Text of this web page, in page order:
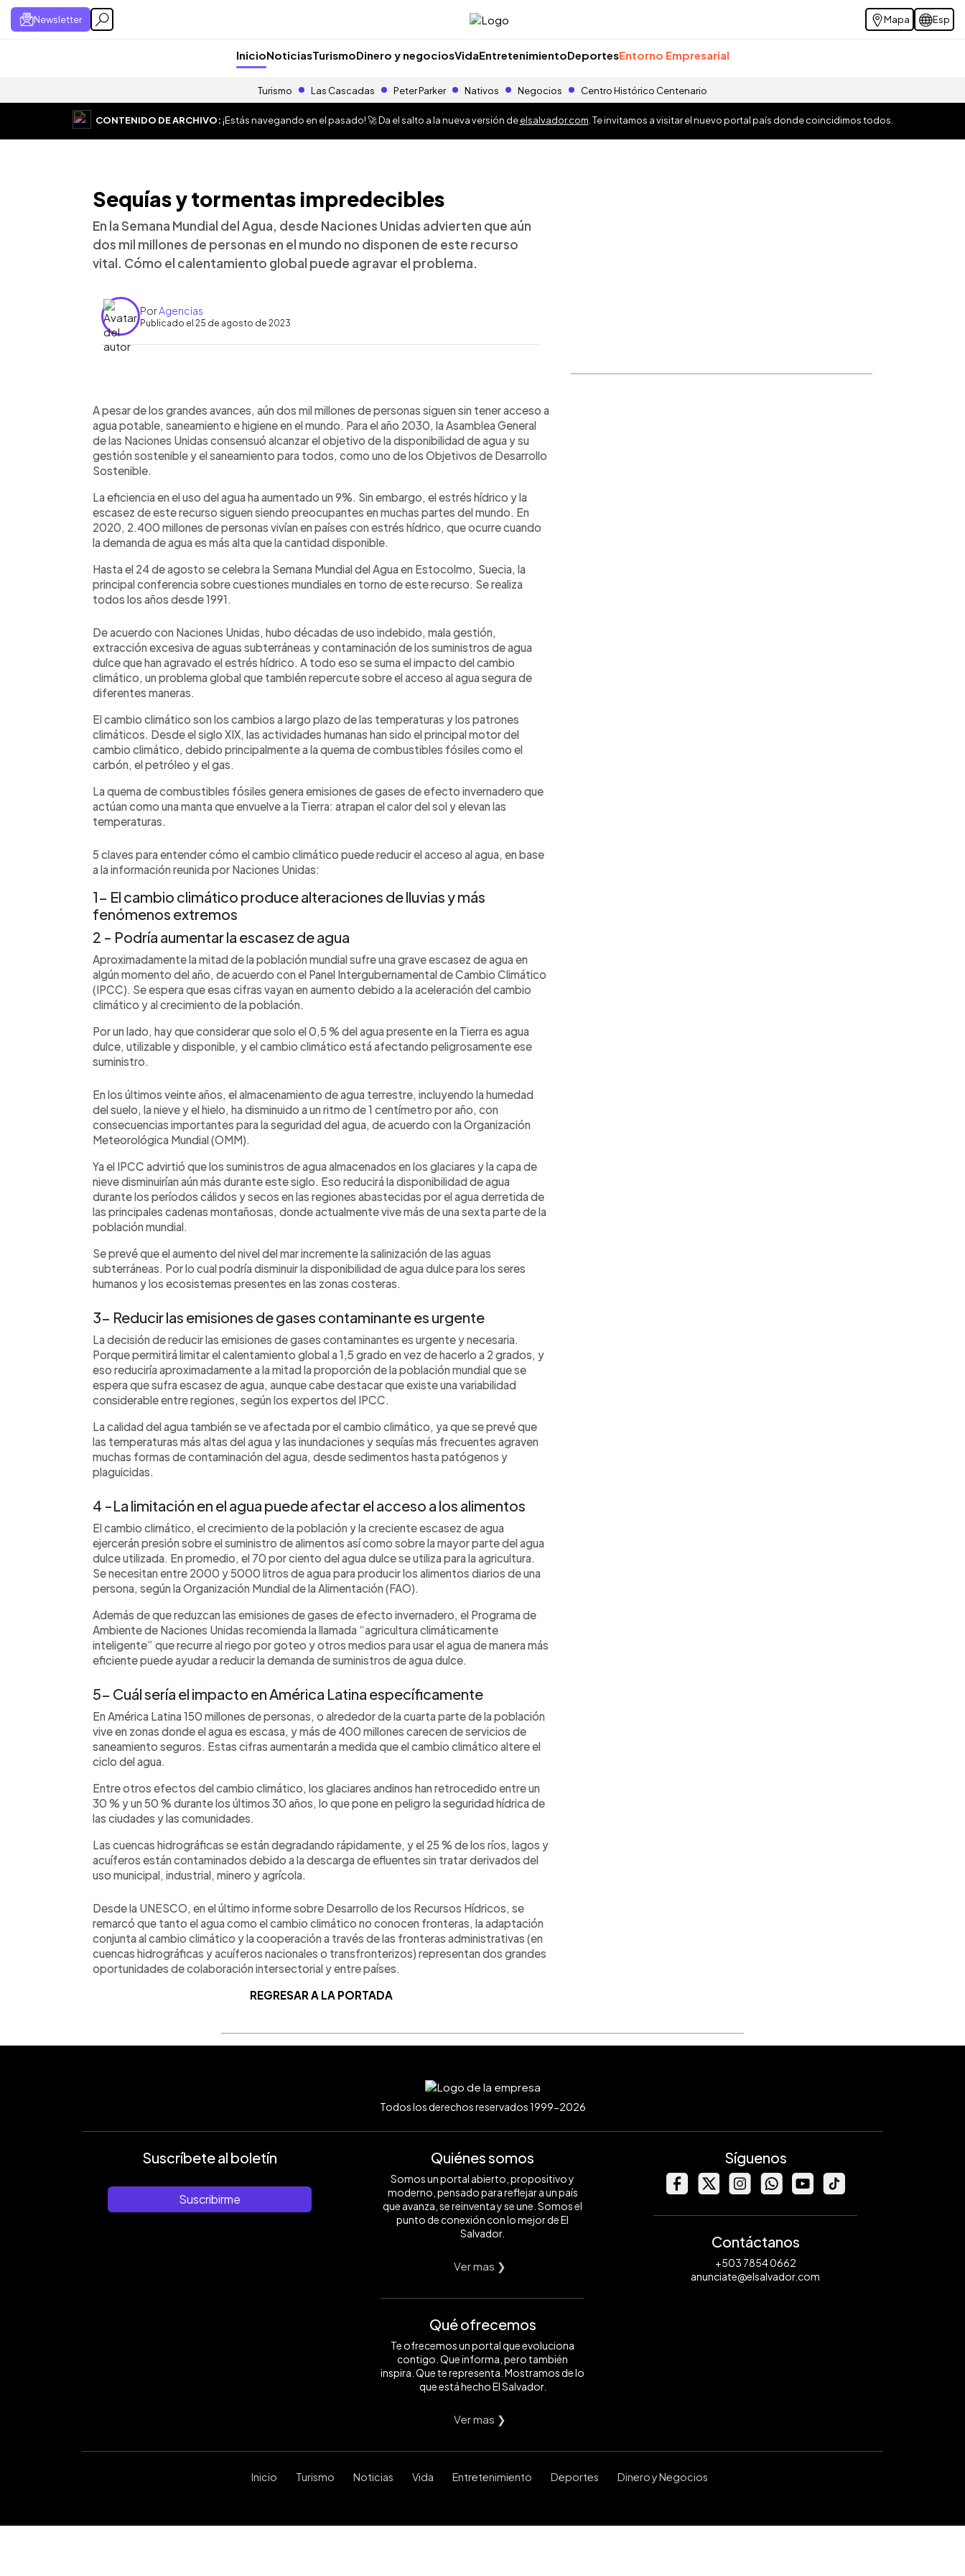
Newsletter Mapa Esp
InicioNoticiasTurismoDinero y negociosVidaEntretenimientoDeportesEntorno Empresarial
Turismo Las Cascadas Peter Parker Nativos Negocios Centro Histórico Centenario
CONTENIDO DE ARCHIVO:¡Estás navegando en el pasado! 🚀 Da el salto a la nueva versión deelsalvador.com . Te invitamos a visitar el nuevo portal país donde coincidimos todos.
Sequías y tormentas impredecibles
En la Semana Mundial del Agua, desde Naciones Unidas advierten que aún
dos mil millones de personas en el mundo no disponen de este recurso
vital. Cómo el calentamiento global puede agravar el problema.
PorAgencias
Publicado el 25 de agosto de 2023
► Escuchar artículo
A pesar de los grandes avances, aún dos mil millones de personas siguen sin tener acceso a
agua potable, saneamiento e higiene en el mundo. Para el año 2030, la Asamblea General
de las Naciones Unidas consensuó alcanzar el objetivo de la disponibilidad de agua y su
gestión sostenible y el saneamiento para todos, como uno de los Objetivos de Desarrollo
Sostenible.
La eficiencia en el uso del agua ha aumentado un 9%. Sin embargo, el estrés hídrico y la
escasez de este recurso siguen siendo preocupantes en muchas partes del mundo. En
2020, 2.400 millones de personas vivían en países con estrés hídrico, que ocurre cuando
la demanda de agua es más alta que la cantidad disponible.
Hasta el 24 de agosto se celebra la Semana Mundial del Agua en Estocolmo, Suecia, la
principal conferencia sobre cuestiones mundiales en torno de este recurso. Se realiza
todos los años desde 1991.
De acuerdo con Naciones Unidas, hubo décadas de uso indebido, mala gestión,
extracción excesiva de aguas subterráneas y contaminación de los suministros de agua
dulce que han agravado el estrés hídrico. A todo eso se suma el impacto del cambio
climático, un problema global que también repercute sobre el acceso al agua segura de
diferentes maneras.
El cambio climático son los cambios a largo plazo de las temperaturas y los patrones
climáticos. Desde el siglo XIX, las actividades humanas han sido el principal motor del
cambio climático, debido principalmente a la quema de combustibles fósiles como el
carbón, el petróleo y el gas.
La quema de combustibles fósiles genera emisiones de gases de efecto invernadero que
actúan como una manta que envuelve a la Tierra: atrapan el calor del sol y elevan las
temperaturas.
5 claves para entender cómo el cambio climático puede reducir el acceso al agua, en base
a la información reunida por Naciones Unidas:
1- El cambio climático produce alteraciones de lluvias y más
fenómenos extremos
2 - Podría aumentar la escasez de agua
Aproximadamente la mitad de la población mundial sufre una grave escasez de agua en
algún momento del año, de acuerdo con el Panel Intergubernamental de Cambio Climático
(IPCC). Se espera que esas cifras vayan en aumento debido a la aceleración del cambio
climático y al crecimiento de la población.
Por un lado, hay que considerar que solo el 0,5 % del agua presente en la Tierra es agua
dulce, utilizable y disponible, y el cambio climático está afectando peligrosamente ese
suministro.
En los últimos veinte años, el almacenamiento de agua terrestre, incluyendo la humedad
del suelo, la nieve y el hielo, ha disminuido a un ritmo de 1 centímetro por año, con
consecuencias importantes para la seguridad del agua, de acuerdo con la Organización
Meteorológica Mundial (OMM).
Ya el IPCC advirtió que los suministros de agua almacenados en los glaciares y la capa de
nieve disminuirían aún más durante este siglo. Eso reducirá la disponibilidad de agua
durante los períodos cálidos y secos en las regiones abastecidas por el agua derretida de
las principales cadenas montañosas, donde actualmente vive más de una sexta parte de la
población mundial.
Se prevé que el aumento del nivel del mar incremente la salinización de las aguas
subterráneas. Por lo cual podría disminuir la disponibilidad de agua dulce para los seres
humanos y los ecosistemas presentes en las zonas costeras.
3- Reducir las emisiones de gases contaminante es urgente
La decisión de reducir las emisiones de gases contaminantes es urgente y necesaria.
Porque permitirá limitar el calentamiento global a 1,5 grado en vez de hacerlo a 2 grados, y
eso reduciría aproximadamente a la mitad la proporción de la población mundial que se
espera que sufra escasez de agua, aunque cabe destacar que existe una variabilidad
considerable entre regiones, según los expertos del IPCC.
La calidad del agua también se ve afectada por el cambio climático, ya que se prevé que
las temperaturas más altas del agua y las inundaciones y sequías más frecuentes agraven
muchas formas de contaminación del agua, desde sedimentos hasta patógenos y
plaguicidas.
4 -La limitación en el agua puede afectar el acceso a los alimentos
El cambio climático, el crecimiento de la población y la creciente escasez de agua
ejercerán presión sobre el suministro de alimentos así como sobre la mayor parte del agua
dulce utilizada. En promedio, el 70 por ciento del agua dulce se utiliza para la agricultura.
Se necesitan entre 2000 y 5000 litros de agua para producir los alimentos diarios de una
persona, según la Organización Mundial de la Alimentación (FAO).
Además de que reduzcan las emisiones de gases de efecto invernadero, el Programa de
Ambiente de Naciones Unidas recomienda la llamada “agricultura climáticamente
inteligente” que recurre al riego por goteo y otros medios para usar el agua de manera más
eficiente puede ayudar a reducir la demanda de suministros de agua dulce.
5- Cuál sería el impacto en América Latina específicamente
En América Latina 150 millones de personas, o alrededor de la cuarta parte de la población
vive en zonas donde el agua es escasa, y más de 400 millones carecen de servicios de
saneamiento seguros. Estas cifras aumentarán a medida que el cambio climático altere el
ciclo del agua.
Entre otros efectos del cambio climático, los glaciares andinos han retrocedido entre un
30 % y un 50 % durante los últimos 30 años, lo que pone en peligro la seguridad hídrica de
las ciudades y las comunidades.
Las cuencas hidrográficas se están degradando rápidamente, y el 25 % de los ríos, lagos y
acuíferos están contaminados debido a la descarga de efluentes sin tratar derivados del
uso municipal, industrial, minero y agrícola.
Desde la UNESCO, en el último informe sobre Desarrollo de los Recursos Hídricos, se
remarcó que tanto el agua como el cambio climático no conocen fronteras, la adaptación
conjunta al cambio climático y la cooperación a través de las fronteras administrativas (en
cuencas hidrográficas y acuíferos nacionales o transfronterizos) representan dos grandes
oportunidades de colaboración intersectorial y entre países.
REGRESAR A LA PORTADA
Todos los derechos reservados 1999-2026
Suscríbete al boletín
Suscribirme
Quiénes somos
Somos un portal abierto, propositivo y
moderno, pensado para reflejar a un país
que avanza, se reinventa y se une. Somos el
punto de conexión con lo mejor de El
Salvador.
Ver mas ❯
Qué ofrecemos
Te ofrecemos un portal que evoluciona
contigo. Que informa, pero también
inspira. Que te representa. Mostramos de lo
que está hecho El Salvador.
Ver mas ❯
Síguenos
Contáctanos
+503 7854 0662
anunciate@elsalvador.com
Inicio Turismo Noticias Vida Entretenimiento Deportes Dinero y Negocios